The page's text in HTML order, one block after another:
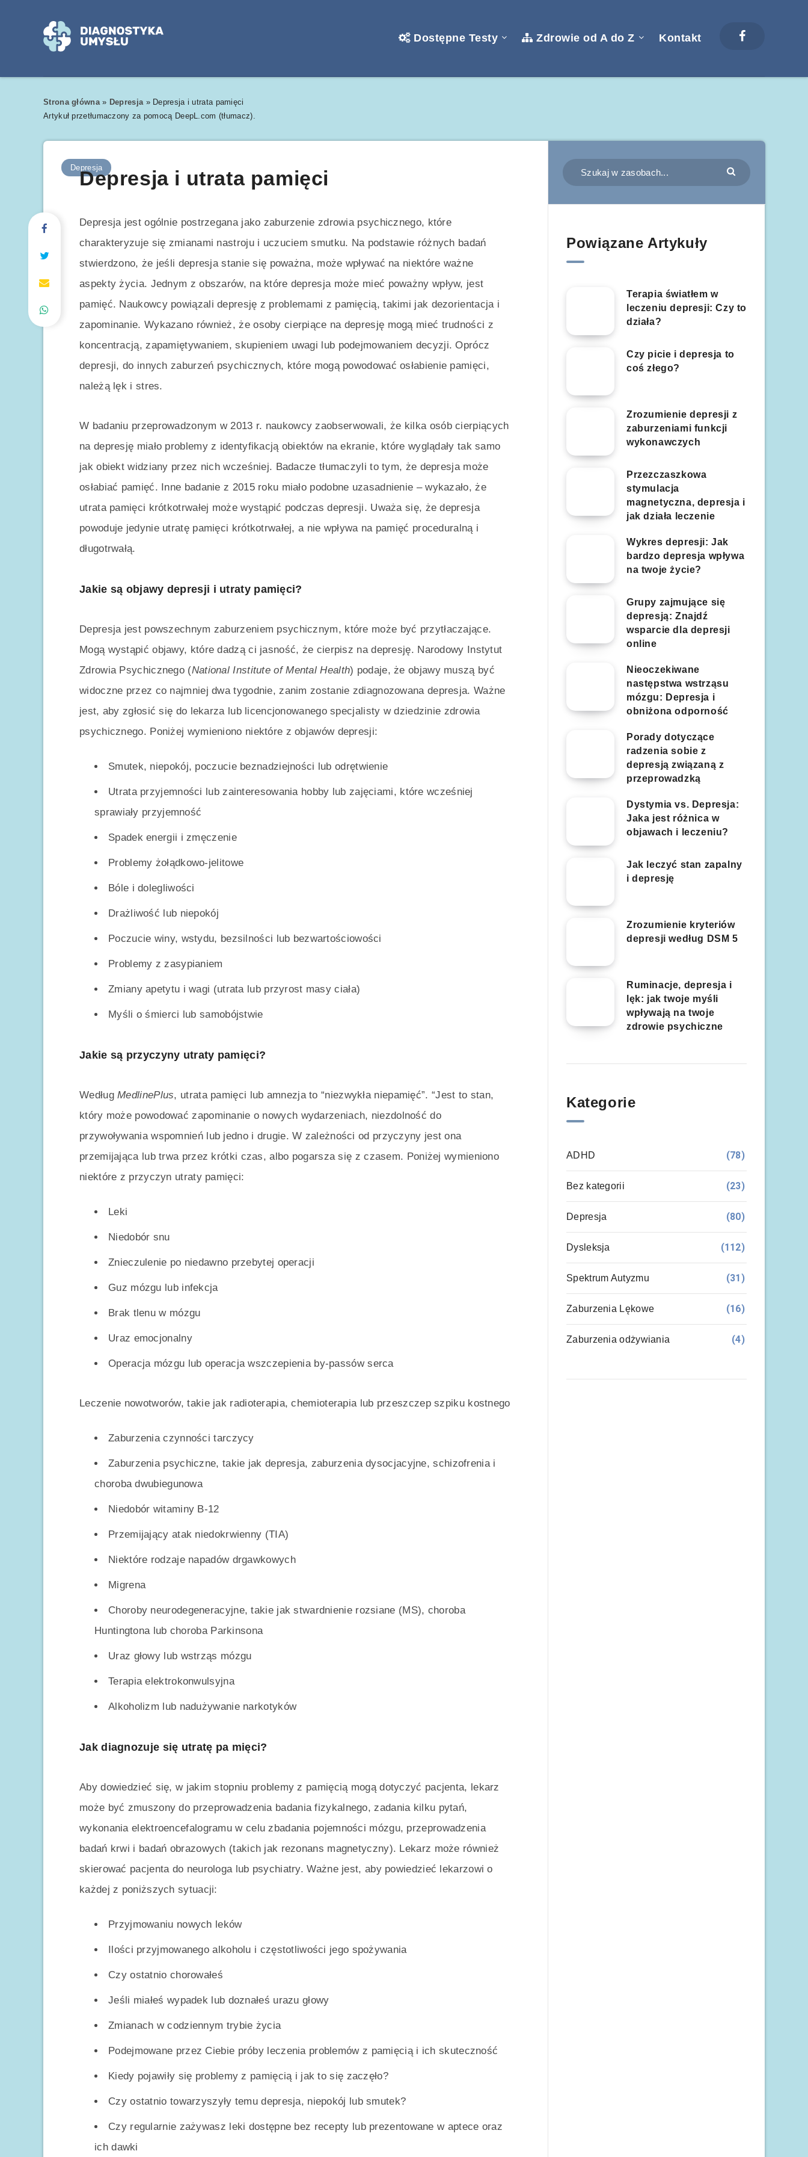
Dostępne Testy Zdrowie od A do Z Kontakt
Strona główna» Depresja» Depresja i utrata pamięci
Artykuł przetłumaczony za pomocą DeepL.com (tłumacz).
Depresja
Depresja i utrata pamięci
Depresja jest ogólnie postrzegana jako zaburzenie zdrowia psychicznego, które
charakteryzuje się zmianami nastroju i uczuciem smutku. Na podstawie różnych badań
stwierdzono, że jeśli depresja stanie się poważna, może wpływać na niektóre ważne
aspekty życia. Jednym z obszarów, na które depresja może mieć poważny wpływ, jest
pamięć. Naukowcy powiązali depresję z problemami z pamięcią, takimi jak dezorientacja i
zapominanie. Wykazano również, że osoby cierpiące na depresję mogą mieć trudności z
koncentracją, zapamiętywaniem, skupieniem uwagi lub podejmowaniem decyzji. Oprócz
depresji, do innych zaburzeń psychicznych, które mogą powodować osłabienie pamięci,
należą lęk i stres.
W badaniu przeprowadzonym w 2013 r. naukowcy zaobserwowali, że kilka osób cierpiących
na depresję miało problemy z identyfikacją obiektów na ekranie, które wyglądały tak samo
jak obiekt widziany przez nich wcześniej. Badacze tłumaczyli to tym, że depresja może
osłabiać pamięć. Inne badanie z 2015 roku miało podobne uzasadnienie – wykazało, że
utrata pamięci krótkotrwałej może wystąpić podczas depresji. Uważa się, że depresja
powoduje jedynie utratę pamięci krótkotrwałej, a nie wpływa na pamięć proceduralną i
długotrwałą.
Jakie są objawy depresji i utraty pamięci?
Depresja jest powszechnym zaburzeniem psychicznym, które może być przytłaczające.
Mogą wystąpić objawy, które dadzą ci jasność, że cierpisz na depresję. Narodowy Instytut
Zdrowia Psychicznego (National Institute of Mental Health) podaje, że objawy muszą być
widoczne przez co najmniej dwa tygodnie, zanim zostanie zdiagnozowana depresja. Ważne
jest, aby zgłosić się do lekarza lub licencjonowanego specjalisty w dziedzinie zdrowia
psychicznego. Poniżej wymieniono niektóre z objawów depresji:
Smutek, niepokój, poczucie beznadziejności lub odrętwienie
Utrata przyjemności lub zainteresowania hobby lub zajęciami, które wcześniej
sprawiały przyjemność
Spadek energii i zmęczenie
Problemy żołądkowo-jelitowe
Bóle i dolegliwości
Drażliwość lub niepokój
Poczucie winy, wstydu, bezsilności lub bezwartościowości
Problemy z zasypianiem
Zmiany apetytu i wagi (utrata lub przyrost masy ciała)
Myśli o śmierci lub samobójstwie
Jakie są przyczyny utraty pamięci?
WedługMedlinePlus, utrata pamięci lub amnezja to “niezwykła niepamięć”. “Jest to stan,
który może powodować zapominanie o nowych wydarzeniach, niezdolność do
przywoływania wspomnień lub jedno i drugie. W zależności od przyczyny jest ona
przemijająca lub trwa przez krótki czas, albo pogarsza się z czasem. Poniżej wymieniono
niektóre z przyczyn utraty pamięci:
Leki
Niedobór snu
Znieczulenie po niedawno przebytej operacji
Guz mózgu lub infekcja
Brak tlenu w mózgu
Uraz emocjonalny
Operacja mózgu lub operacja wszczepienia by-passów serca
Leczenie nowotworów, takie jak radioterapia, chemioterapia lub przeszczep szpiku kostnego
Zaburzenia czynności tarczycy
Zaburzenia psychiczne, takie jak depresja, zaburzenia dysocjacyjne, schizofrenia i
choroba dwubiegunowa
Niedobór witaminy B-12
Przemijający atak niedokrwienny (TIA)
Niektóre rodzaje napadów drgawkowych
Migrena
Choroby neurodegeneracyjne, takie jak stwardnienie rozsiane (MS), choroba
Huntingtona lub choroba Parkinsona
Uraz głowy lub wstrząs mózgu
Terapia elektrokonwulsyjna
Alkoholizm lub nadużywanie narkotyków
Jak diagnozuje się utratę pa mięci?
Aby dowiedzieć się, w jakim stopniu problemy z pamięcią mogą dotyczyć pacjenta, lekarz
może być zmuszony do przeprowadzenia badania fizykalnego, zadania kilku pytań,
wykonania elektroencefalogramu w celu zbadania pojemności mózgu, przeprowadzenia
badań krwi i badań obrazowych (takich jak rezonans magnetyczny). Lekarz może również
skierować pacjenta do neurologa lub psychiatry. Ważne jest, aby powiedzieć lekarzowi o
każdej z poniższych sytuacji:
Przyjmowaniu nowych leków
Ilości przyjmowanego alkoholu i częstotliwości jego spożywania
Czy ostatnio chorowałeś
Jeśli miałeś wypadek lub doznałeś urazu głowy
Zmianach w codziennym trybie życia
Podejmowane przez Ciebie próby leczenia problemów z pamięcią i ich skuteczność
Kiedy pojawiły się problemy z pamięcią i jak to się zaczęło?
Czy ostatnio towarzyszyły temu depresja, niepokój lub smutek?
Czy regularnie zażywasz leki dostępne bez recepty lub prezentowane w aptece oraz
ich dawki
Powiązane Artykuły
Terapia światłem w
leczeniu depresji: Czy to
działa?
Czy picie i depresja to
coś złego?
Zrozumienie depresji z
zaburzeniami funkcji
wykonawczych
Przezczaszkowa
stymulacja
magnetyczna, depresja i
jak działa leczenie
Wykres depresji: Jak
bardzo depresja wpływa
na twoje życie?
Grupy zajmujące się
depresją: Znajdź
wsparcie dla depresji
online
Nieoczekiwane
następstwa wstrząsu
mózgu: Depresja i
obniżona odporność
Porady dotyczące
radzenia sobie z
depresją związaną z
przeprowadzką
Dystymia vs. Depresja:
Jaka jest różnica w
objawach i leczeniu?
Jak leczyć stan zapalny
i depresję
Zrozumienie kryteriów
depresji według DSM 5
Ruminacje, depresja i
lęk: jak twoje myśli
wpływają na twoje
zdrowie psychiczne
Kategorie
ADHD (78)
Bez kategorii (23)
Depresja (80)
Dysleksja (112)
Spektrum Autyzmu (31)
Zaburzenia Lękowe (16)
Zaburzenia odżywiania (4)